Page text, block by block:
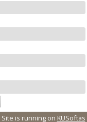
Site is running on KUSoftas